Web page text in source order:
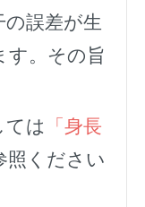
誤差が生
す。その旨
ては
「身長
照ください